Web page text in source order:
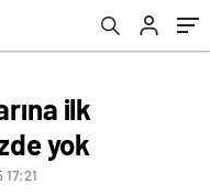
ilk
yok
17:21